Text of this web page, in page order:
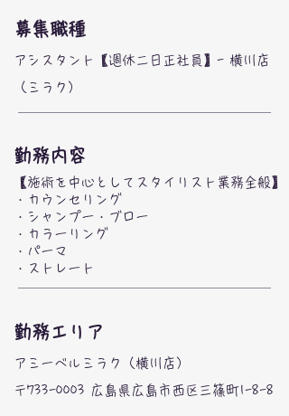
募集職種
アシスタント【週休二日正社員】- 横川店
（ミラク）
勤務内容
【施術を中心としてスタイリスト業務全般】
・カウンセリング
・シャンプー・ブロー
・カラーリング
・パーマ
・ストレート
勤務エリア
アミーベルミラク（横川店）
​〒733-0003 広島県広島市西区三篠町1-8-8